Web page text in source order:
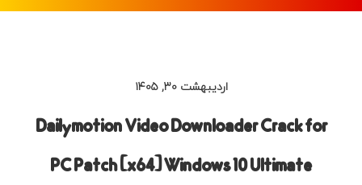
اردیبهشت ۳۰, ۱۴۰۵
Dailymotion Video Downloader Crack for
PC Patch [x64] Windows 10 Ultimate